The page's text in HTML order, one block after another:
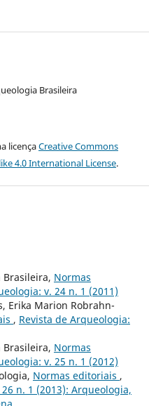
Brasileira
licençaCreative Commons
4.0 International License.
Brasileira, Normas
v. 24 n. 1 (2011)
Erika Marion Robrahn-
, Revista de Arqueologia:
Brasileira, Normas
v. 25 n. 1 (2012)
Normas editoriais ,
n. 1 (2013): Arqueologia,